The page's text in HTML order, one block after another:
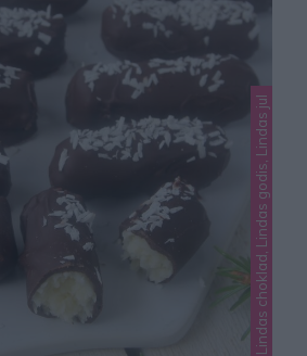
Lindas choklad, Lindas godis, Lindas jul